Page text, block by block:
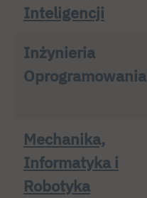
Inteligencji
Inżynieria
Oprogramowania
Mechanika,
Informatyka i
Robotyka